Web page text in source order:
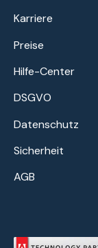
Karriere
Preise
Hilfe-Center
DSGVO
Datenschutz
Sicherheit
AGB